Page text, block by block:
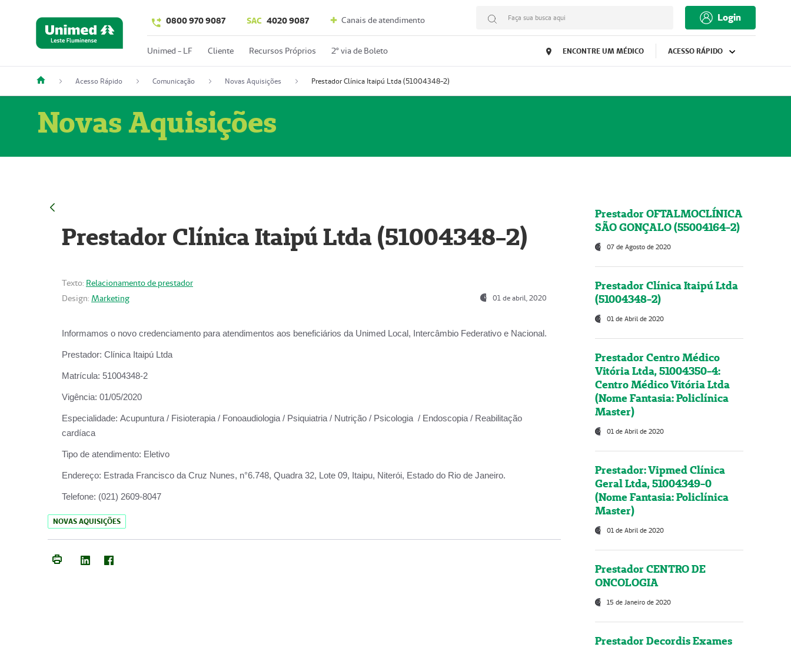
0800 970 9087 SAC 4020 9087 Canais de atendimento Faça sua busca aqui Login
Unimed - LF Cliente Recursos Próprios 2º via de Boleto ENCONTRE UM MÉDICO ACESSO RÁPIDO
Acesso Rápido Comunicação Novas Aquisições Prestador Clínica Itaipú Ltda (51004348-2)
Novas Aquisições
Prestador Clínica Itaipú Ltda (51004348-2)
Texto: Relacionamento de prestador
Design: Marketing 01 de abril, 2020
Informamos o novo credenciamento para atendimentos aos beneficiários da Unimed Local, Intercâmbio Federativo e Nacional.
Prestador: Clínica Itaipú Ltda
Matrícula: 51004348-2
Vigência: 01/05/2020
Especialidade: Acupuntura / Fisioterapia / Fonoaudiologia / Psiquiatria / Nutrição / Psicologia / Endoscopia / Reabilitação
cardíaca
Tipo de atendimento: Eletivo
Endereço: Estrada Francisco da Cruz Nunes, n°6.748, Quadra 32, Lote 09, Itaipu, Niterói, Estado do Rio de Janeiro.
Telefone: (021) 2609-8047
NOVAS AQUISIÇÕES
Prestador OFTALMOCLÍNICA
SÃO GONÇALO (55004164-2)
07 de Agosto de 2020
Prestador Clínica Itaipú Ltda
(51004348-2)
01 de Abril de 2020
Prestador Centro Médico
Vitória Ltda, 51004350-4:
Centro Médico Vitória Ltda
(Nome Fantasia: Policlínica
Master)
01 de Abril de 2020
Prestador: Vipmed Clínica
Geral Ltda, 51004349-0
(Nome Fantasia: Policlínica
Master)
01 de Abril de 2020
Prestador CENTRO DE
ONCOLOGIA
15 de Janeiro de 2020
Prestador Decordis Exames